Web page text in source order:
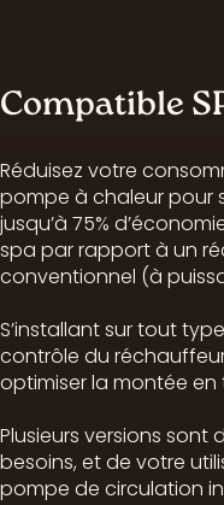
Compatible
Réduisez votre
pompe à chaleur pour
jusqu’à 75%
spa par rapport à un
conventionnel (à
S’installant sur tout
contrôle du
optimiser la montée
Plusieurs versions
besoins, et de votre
pompe de circulation